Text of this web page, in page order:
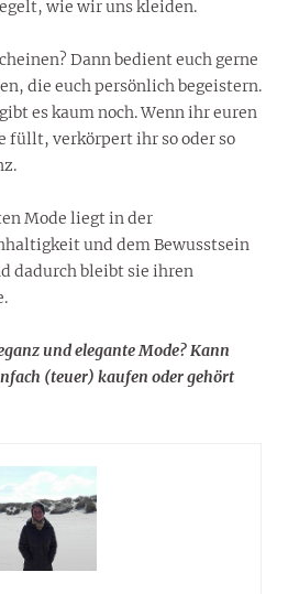
wie wir uns kleiden.
Dann bedient euch gerne
die euch persönlich begeistern.
es kaum noch. Wenn ihr euren
füllt, verkörpert ihr so oder so
Mode liegt in der
und dem Bewusstsein
dadurch bleibt sie ihren
und elegante Mode? Kann
(teuer) kaufen oder gehört